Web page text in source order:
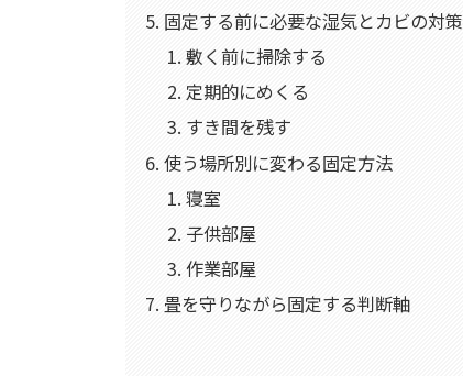
固定する前に必要な湿気とカビの対策
敷く前に掃除する
定期的にめくる
すき間を残す
使う場所別に変わる固定方法
寝室
子供部屋
作業部屋
畳を守りながら固定する判断軸